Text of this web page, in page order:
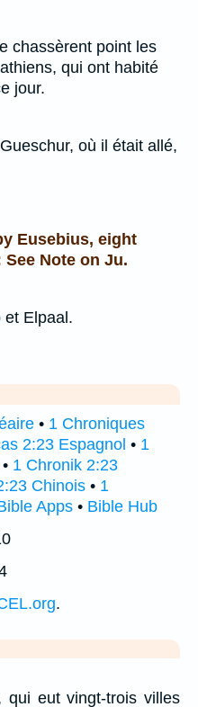
chassèrent point les
qui ont habité
jour.
où il était allé,
Eusebius, eight
Note on Ju.
et Elpaal.
• 1 Chroniques
2:23 Espagnol • 1
• 1 Chronik 2:23
Chinois • 1
Apps • Bible Hub
.
qui eut vingt-trois villes